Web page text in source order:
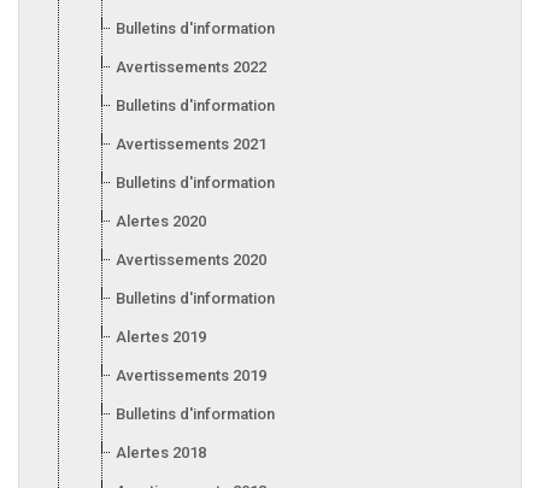
Bulletins d'information 2023
Avertissements 2022
Bulletins d'information 2022
Avertissements 2021
Bulletins d'information 2021
Alertes 2020
Avertissements 2020
Bulletins d'information 2020
Alertes 2019
Avertissements 2019
Bulletins d'information 2019
Alertes 2018